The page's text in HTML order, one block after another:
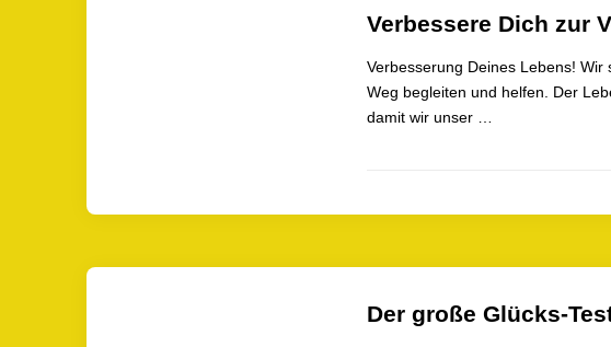
Verbessere Dich zur
Verbesserung Deines Lebens!
Weg begleiten und helfen. Der
damit wir unser …
Der große Glücks-